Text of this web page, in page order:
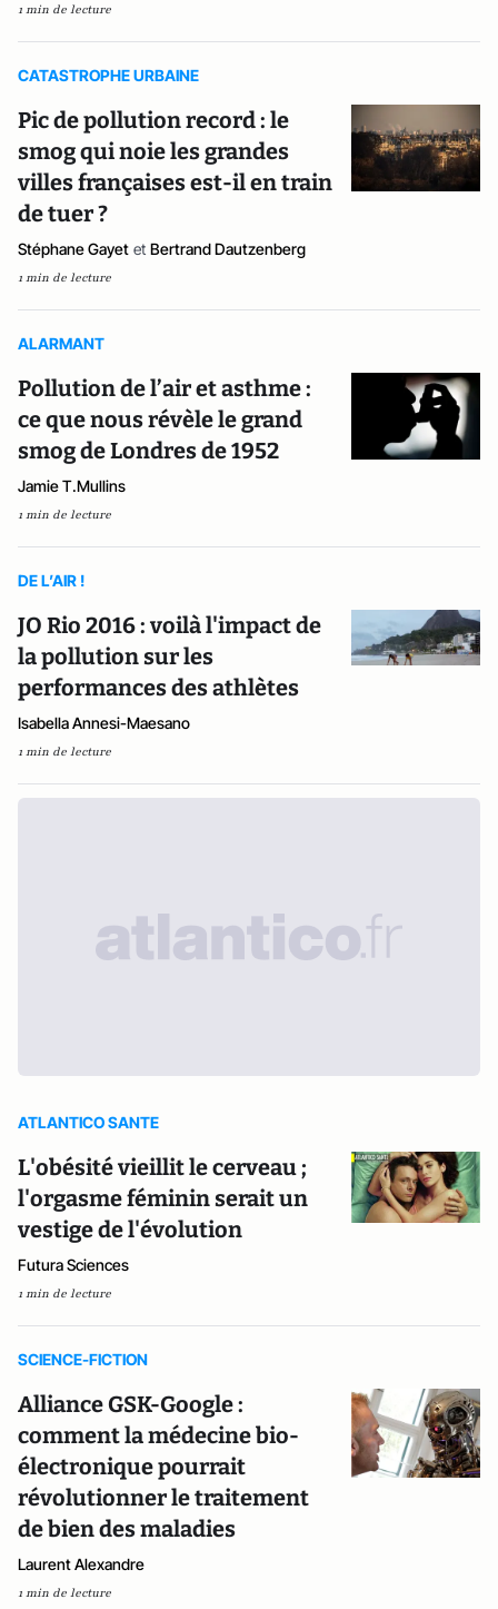
1 min de lecture
CATASTROPHE URBAINE
Pic de pollution record : le
smog qui noie les grandes
villes françaises est-il en train
de tuer ?
Stéphane Gayet et Bertrand Dautzenberg
1 min de lecture
ALARMANT
Pollution de l’air et asthme :
ce que nous révèle le grand
smog de Londres de 1952
Jamie T.Mullins
1 min de lecture
DE L’AIR !
JO Rio 2016 : voilà l'impact de
la pollution sur les
performances des athlètes
Isabella Annesi-Maesano
1 min de lecture
ATLANTICO SANTE
L'obésité vieillit le cerveau ;
l'orgasme féminin serait un
vestige de l'évolution
Futura Sciences
1 min de lecture
SCIENCE-FICTION
Alliance GSK-Google :
comment la médecine bio-
électronique pourrait
révolutionner le traitement
de bien des maladies
Laurent Alexandre
1 min de lecture